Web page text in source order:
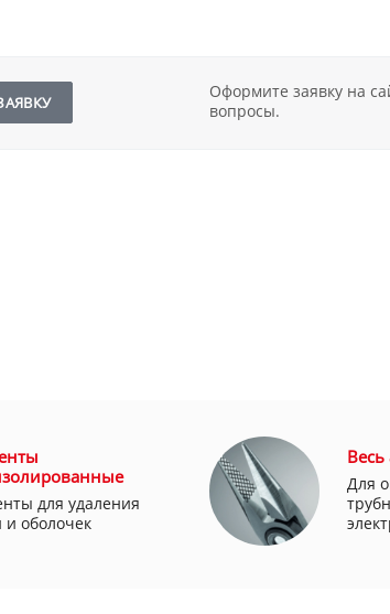
Оформите заявку на
вопросы.
для удаления
и оболочек
Для